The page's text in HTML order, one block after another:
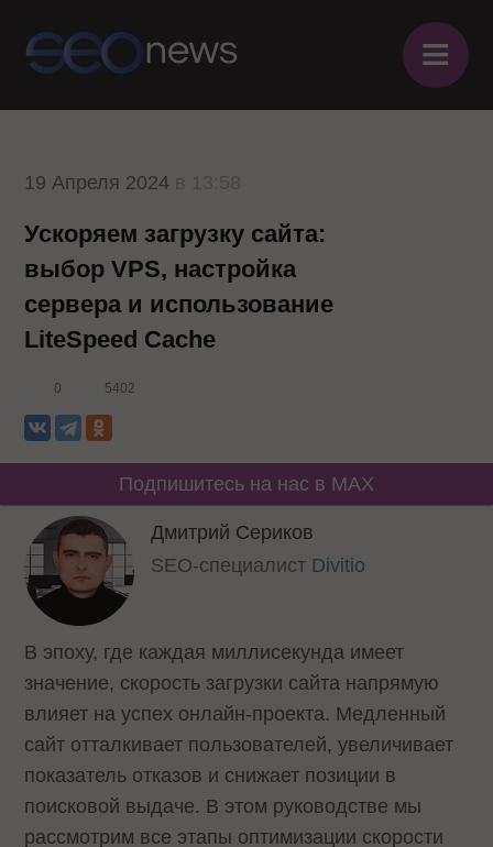
≡
19 Апреля 2024
Ускоряем загрузку сайта:
выбор VPS, настройка
сервера и использование
LiteSpeed Cache
0 5402
Подпишитесь на нас в MAX
Дмитрий Сериков
SEO-специалист Divitio
В эпоху, где каждая миллисекунда имеет
значение, скорость загрузки сайта напрямую
влияет на успех онлайн-проекта. Медленный
сайт отталкивает пользователей, увеличивает
показатель отказов и снижает позиции в
поисковой выдаче. В этом руководстве мы
рассмотрим все этапы оптимизации скорости